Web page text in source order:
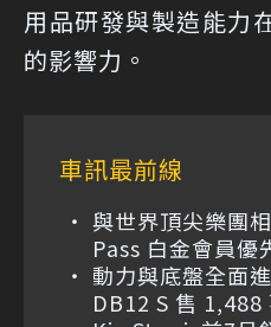
用品研發與製造能力
的影響力。
車訊最前線
與世界頂尖樂團
Pass 白金會員優
動力與底盤全面
DB12 S 售 1,488